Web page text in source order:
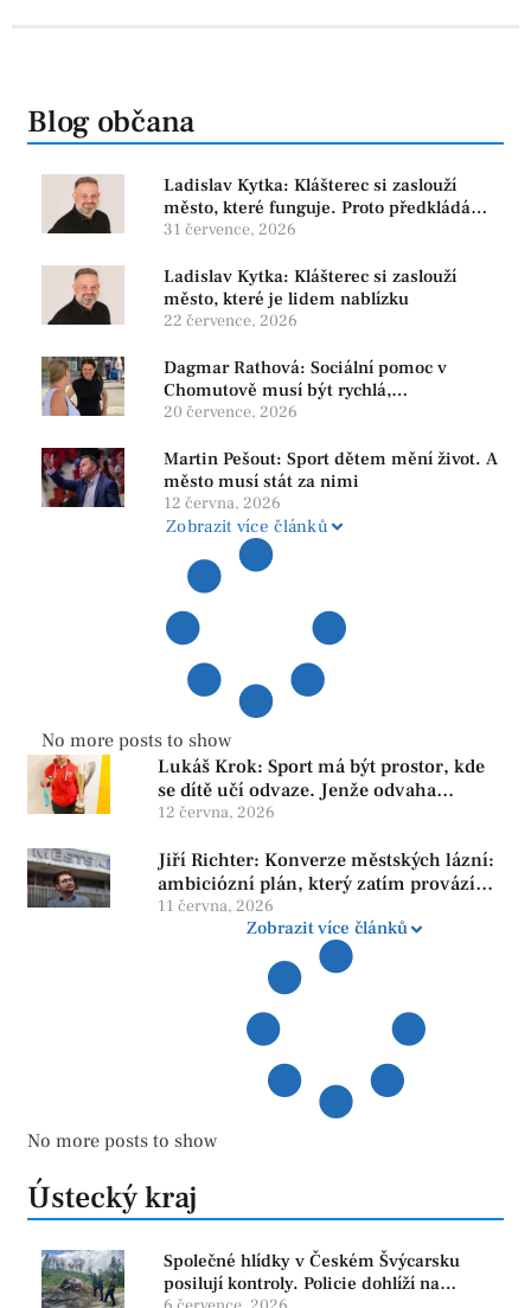
Blog občana
Ladislav Kytka: Klášterec si zaslouží
město, které funguje. Proto předkládáme
program, který řeší skutečné problémy
31 července, 2026
Ladislav Kytka: Klášterec si zaslouží
město, které je lidem nablízku
22 července, 2026
Dagmar Rathová: Sociální pomoc v
Chomutově musí být rychlá,
srozumitelná a férová. Ne udržovat lidi v
20 července, 2026
Martin Pešout: Sport dětem mění život. A
město musí stát za nimi
12 června, 2026
Zobrazit více článků
No more posts to show
Lukáš Krok: Sport má být prostor, kde
se dítě učí odvaze. Jenže odvaha
neroste tam, kde se bojí udělat chybu.
12 června, 2026
Jiří Richter: Konverze městských lázní:
ambiciózní plán, který zatím provází
více otazníků než jistot
11 června, 2026
Zobrazit více článků
No more posts to show
Ústecký kraj
Společné hlídky v Českém Švýcarsku
posilují kontroly. Policie dohlíží na